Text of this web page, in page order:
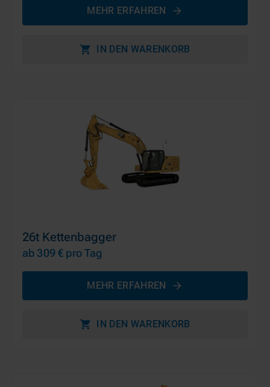
MEHR ERFAHREN
IN DEN WARENKORB
26t Kettenbagger
ab 309 € pro Tag
MEHR ERFAHREN
IN DEN WARENKORB